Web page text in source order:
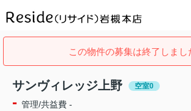
この物件の募集は終了しまし
サンヴィレッジ上野 空室0
- 管理/共益費 -